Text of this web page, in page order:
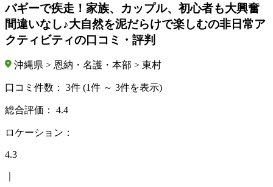
バギーで疾走！家族、カップル、初心者も大興奮
間違いなし♪大自然を泥だらけで楽しむの非日常ア
クティビティの口コミ・評判
沖縄県 > 恩納・名護・本部 > 東村
口コミ件数： 3件 (1件 ～ 3件を表示)
総合評価： 4.4
ロケーション：
4.3